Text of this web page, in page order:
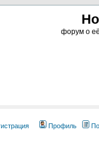
форум о
Профиль